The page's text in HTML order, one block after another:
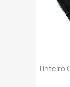
Tinteiro